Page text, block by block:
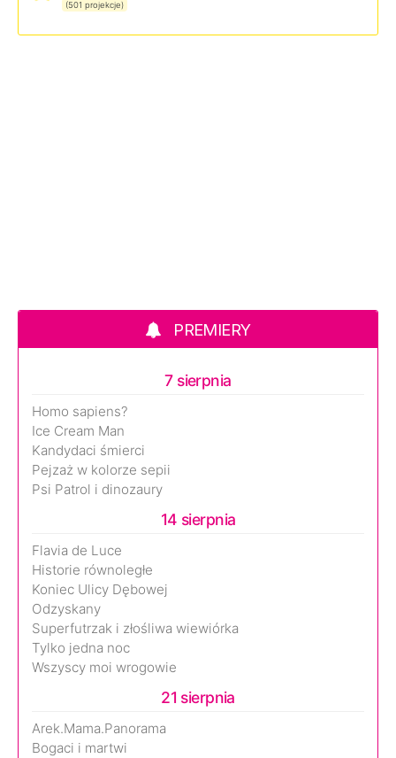
(501 projekcje)
PREMIERY
7 sierpnia
Homo sapiens?
Ice Cream Man
Kandydaci śmierci
Pejzaż w kolorze sepii
Psi Patrol i dinozaury
14 sierpnia
Flavia de Luce
Historie równoległe
Koniec Ulicy Dębowej
Odzyskany
Superfutrzak i złośliwa wiewiórka
Tylko jedna noc
Wszyscy moi wrogowie
21 sierpnia
Arek.Mama.Panorama
Bogaci i martwi